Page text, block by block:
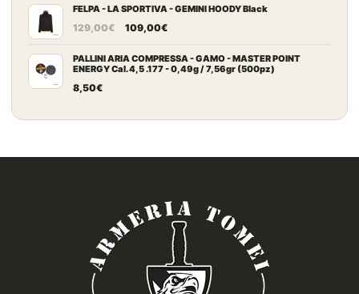
FELPA - LA SPORTIVA - GEMINI HOODY Black
129,00€
Il
originale
era:
109,00€Il
attuale
è:
PALLINI ARIA COMPRESSA - GAMO - MASTER POINT
ENERGY Cal. 4,5 .177 - 0,49g / 7,56gr (500pz)
8,50€